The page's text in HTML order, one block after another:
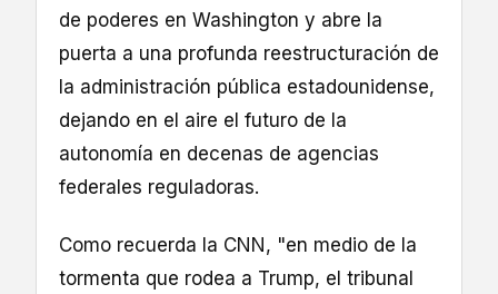
de poderes en Washington y abre la
puerta a una profunda reestructuración de
la administración pública estadounidense,
dejando en el aire el futuro de la
autonomía en decenas de agencias
federales reguladoras.
Como recuerda la CNN, "en medio de la
tormenta que rodea a Trump, el tribunal